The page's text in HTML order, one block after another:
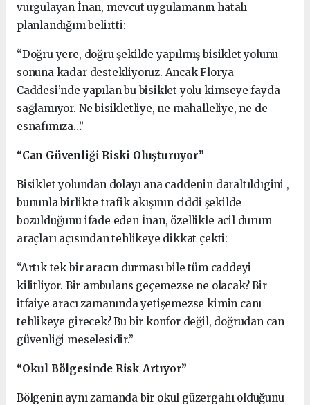
vurgulayan İnan, mevcut uygulamanın hatalı
planlandığını belirtti:
“Doğru yere, doğru şekilde yapılmış bisiklet yolunu
sonuna kadar destekliyoruz. Ancak Florya
Caddesi’nde yapılan bu bisiklet yolu kimseye fayda
sağlamıyor. Ne bisikletliye, ne mahalleliye, ne de
esnafımıza…”
“Can Güvenliği Riski Oluşturuyor”
Bisiklet yolundan dolayı ana caddenin daraltıldıgini ,
bununla birlikte trafik akışının ciddi şekilde
bozulduğunu ifade eden İnan, özellikle acil durum
araçları açısından tehlikeye dikkat çekti:
“Artık tek bir aracın durması bile tüm caddeyi
kilitliyor. Bir ambulans geçemezse ne olacak? Bir
itfaiye aracı zamanında yetişemezse kimin canı
tehlikeye girecek? Bu bir konfor değil, doğrudan can
güvenliği meselesidir.”
“Okul Bölgesinde Risk Artıyor”
Bölgenin aynı zamanda bir okul güzergahı olduğunu